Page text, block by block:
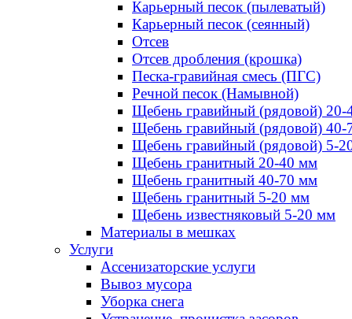
Карьерный песок (пылеватый)
Карьерный песок (сеянный)
Отсев
Отсев дробления (крошка)
Песка-гравийная смесь (ПГС)
Речной песок (Намывной)
Щебень гравийный (рядовой)
Щебень гравийный (рядовой)
Щебень гравийный (рядовой) 5-
Щебень гранитный 20-40 мм
Щебень гранитный 40-70 мм
Щебень гранитный 5-20 мм
Щебень известняковый 5-20 мм
Материалы в мешках
Услуги
Ассенизаторские услуги
Вывоз мусора
Уборка снега